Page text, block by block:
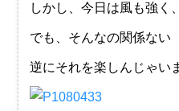
しかし、今日は風も強く
でも、そんなの関係ない
逆にそれを楽しんじゃい